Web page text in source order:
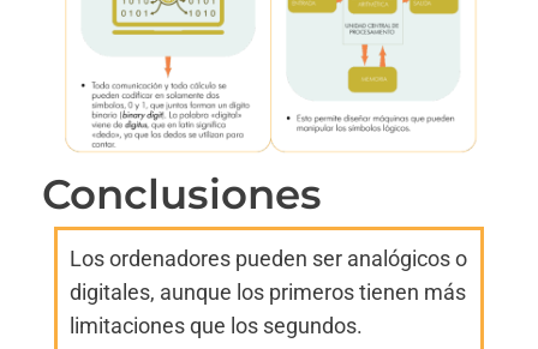
Conclusiones
Los ordenadores pueden ser analógicos o
digitales, aunque los primeros tienen más
limitaciones que los segundos.